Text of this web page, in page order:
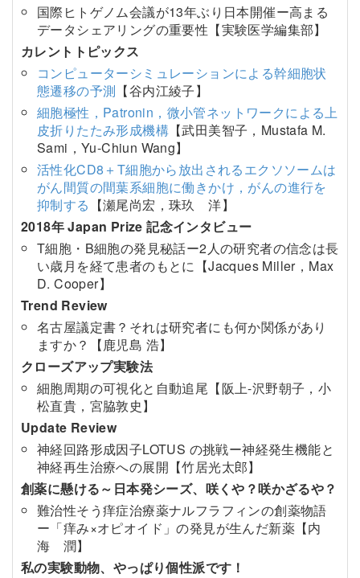
国際ヒトゲノム会議が13年ぶり日本開催ー高まる
データシェアリングの重要性【実験医学編集部】
カレントトピックス
コンピューターシミュレーションによる幹細胞状
態遷移の予測 【谷内江綾子】
細胞極性，Patronin，微小管ネットワークによる上
皮折りたたみ形成機構 【武田美智子，Mustafa M.
Sami，Yu-Chiun Wang】
活性化CD8＋T細胞から放出されるエクソソームは
がん間質の間葉系細胞に働きかけ，がんの進行を
抑制する 【瀬尾尚宏，珠玖 洋】
2018年 Japan Prize 記念インタビュー
T細胞・B細胞の発見秘話ー2人の研究者の信念は長
い歳月を経て患者のもとに【Jacques Miller，Max
D. Cooper】
Trend Review
名古屋議定書？それは研究者にも何か関係があり
ますか？【鹿児島 浩】
クローズアップ実験法
細胞周期の可視化と自動追尾【阪上-沢野朝子，小
松直貴，宮脇敦史】
Update Review
神経回路形成因子LOTUS の挑戦ー神経発生機能と
神経再生治療への展開【竹居光太郎】
創薬に懸ける～日本発シーズ、咲くや？咲かざるや？
難治性そう痒症治療薬ナルフラフィンの創薬物語
ー「痒み×オピオイド」の発見が生んだ新薬【内
海 潤】
私の実験動物、やっぱり個性派です！